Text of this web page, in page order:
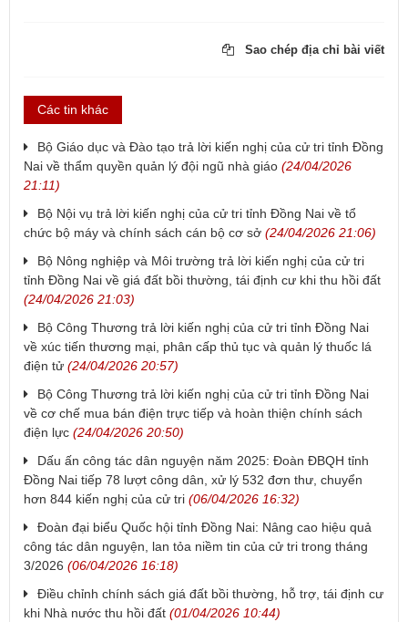
Sao chép địa chỉ bài viết
Các tin khác
​Bộ Giáo dục và Đào tạo trả lời kiến nghị của cử tri tỉnh Đồng
Nai về thẩm quyền quản lý đội ngũ nhà giáo (24/04/2026
21:11)
​Bộ Nội vụ trả lời kiến nghị của cử tri tỉnh Đồng Nai về tổ
chức bộ máy và chính sách cán bộ cơ sở (24/04/2026 21:06)
​Bộ Nông nghiệp và Môi trường trả lời kiến nghị của cử tri
tỉnh Đồng Nai về giá đất bồi thường, tái định cư khi thu hồi đất
(24/04/2026 21:03)
​Bộ Công Thương trả lời kiến nghị của cử tri tỉnh Đồng Nai
về xúc tiến thương mại, phân cấp thủ tục và quản lý thuốc lá
điện tử (24/04/2026 20:57)
Bộ Công Thương trả lời kiến nghị của cử tri tỉnh Đồng Nai
về cơ chế mua bán điện trực tiếp và hoàn thiện chính sách
điện lực (24/04/2026 20:50)
Dấu ấn công tác dân nguyện năm 2025: Đoàn ĐBQH tỉnh
Đồng Nai tiếp 78 lượt công dân, xử lý 532 đơn thư, chuyển
hơn 844 kiến nghị của cử tri (06/04/2026 16:32)
Đoàn đại biểu Quốc hội tỉnh Đồng Nai: Nâng cao hiệu quả
công tác dân nguyện, lan tỏa niềm tin của cử tri trong tháng
3/2026 (06/04/2026 16:18)
Điều chỉnh chính sách giá đất bồi thường, hỗ trợ, tái định cư
khi Nhà nước thu hồi đất (01/04/2026 10:44)